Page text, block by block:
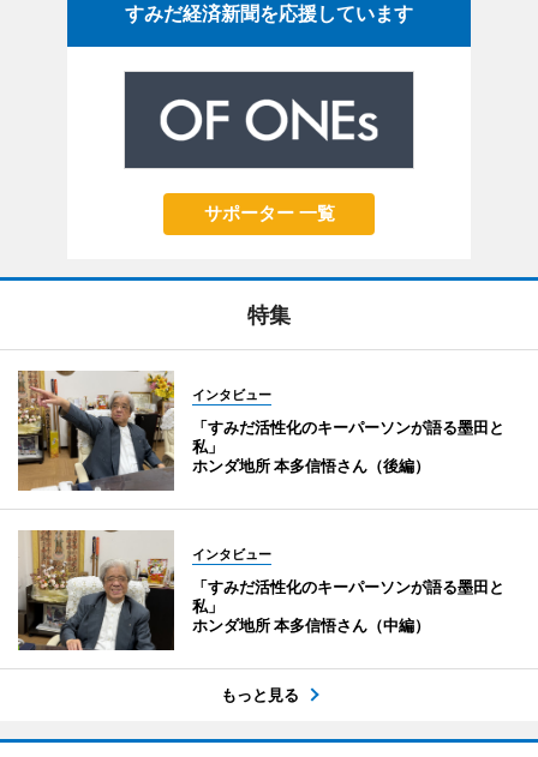
すみだ経済新聞を応援しています
サポーター 一覧
特集
インタビュー
「すみだ活性化のキーパーソンが語る墨田と
私」
ホンダ地所 本多信悟さん（後編）
インタビュー
「すみだ活性化のキーパーソンが語る墨田と
私」
ホンダ地所 本多信悟さん（中編）
もっと見る